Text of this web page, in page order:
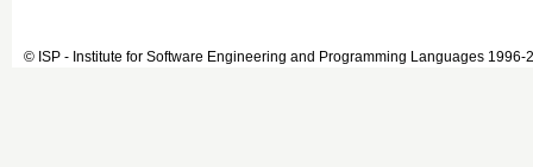
© ISP - Institute for Software Engineering and Programming Languages 1996-